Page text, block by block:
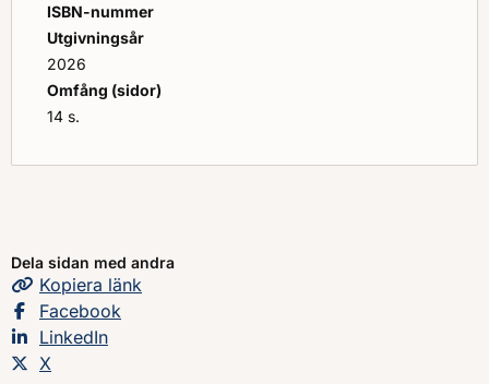
ISBN-nummer
Utgivningsår
2026
Omfång (sidor)
14 s.
Dela sidan med andra
Kopiera sidans
länk
Dela sidan på
Facebook
Dela sidan på
LinkedIn
Dela sidan på
X